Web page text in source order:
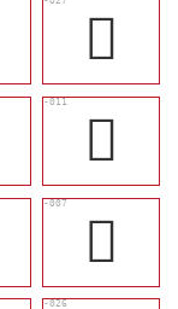
󵒙
󵒌
󵒈